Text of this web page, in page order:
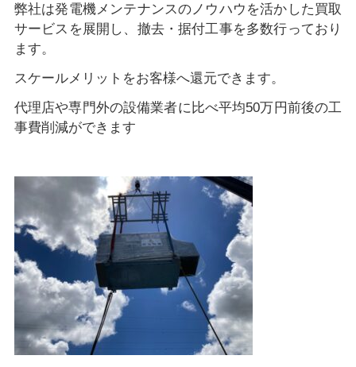
弊社は発電機メンテナンスのノウハウを活かした買取
サービスを展開し、撤去・据付工事を多数行っており
ます。
スケールメリットをお客様へ還元できます。
代理店や専門外の設備業者に比べ平均50万円前後の工
事費削減ができます